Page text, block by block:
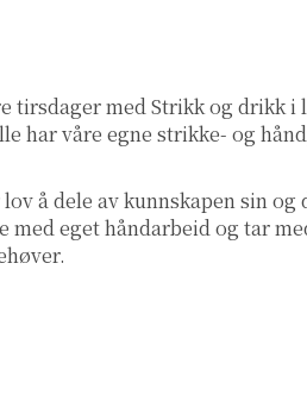
med Strikk og drikk i
har våre egne strikke- og
å dele av kunnskapen sin og
med eget håndarbeid og tar